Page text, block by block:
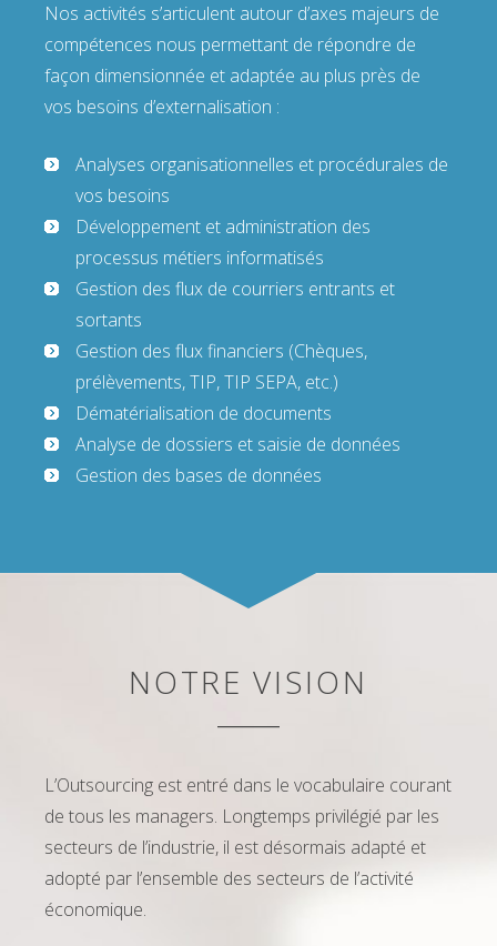
Nos activités s’articulent autour d’axes majeurs de
compétences nous permettant de répondre de
façon dimensionnée et adaptée au plus près de
vos besoins d’externalisation :
Analyses organisationnelles et procédurales de
vos besoins
Développement et administration des
processus métiers informatisés
Gestion des flux de courriers entrants et
sortants
Gestion des flux financiers (Chèques,
prélèvements, TIP, TIP SEPA, etc.)
Dématérialisation de documents
Analyse de dossiers et saisie de données
Gestion des bases de données
NOTRE VISION
L’Outsourcing est entré dans le vocabulaire courant
de tous les managers. Longtemps privilégié par les
secteurs de l’industrie, il est désormais adapté et
adopté par l’ensemble des secteurs de l’activité
économique.